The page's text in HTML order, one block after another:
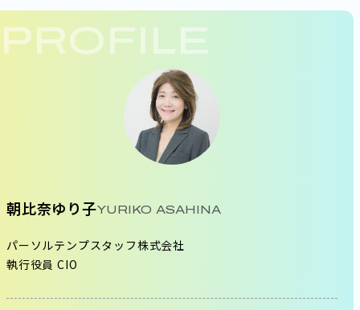
PROFILE
朝比奈ゆり子YURIKO ASAHINA
パーソルテンプスタッフ株式会社
執行役員 CIO